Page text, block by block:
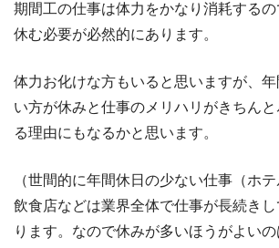
期間工の仕事は体力をかなり消耗する
休む必要が必然的にあります。
体力お化けな方もいると思いますが、
い方が休みと仕事のメリハリがきちん
る理由にもなるかと思います。
（世間的に年間休日の少ない仕事（ホ
飲食店などは業界全体で仕事が長続き
ります。なので休みが多いほうがよい